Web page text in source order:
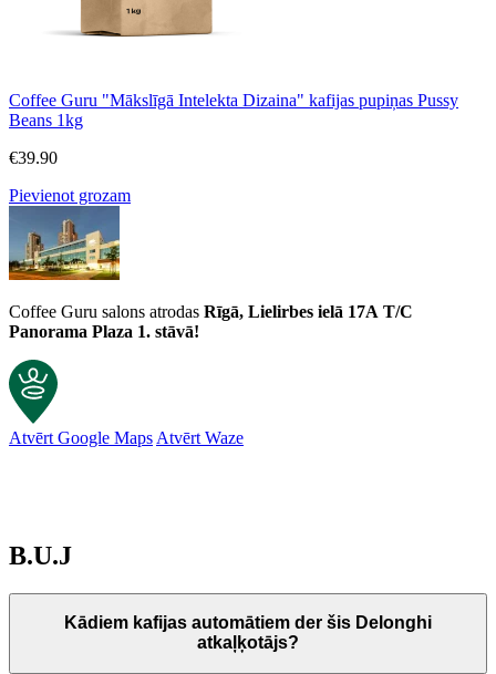
Coffee Guru "Mākslīgā Intelekta Dizaina" kafijas pupiņas Pussy
Beans 1kg
€39.90
Pievienot grozam
Coffee Guru salons atrodas Rīgā, Lielirbes ielā 17A T/C
Panorama Plaza 1. stāvā!
Atvērt Google Maps Atvērt Waze
Atkaļķošanas līdzeklis Delonghi Ecodecalk 500 ml
Labs atkaļķotājs!
Labs! Vienmēr iegādājos šajā lapā! Laba cena , labs serviss!
B.U.J
Kādiem kafijas automātiem der šis Delonghi
atkaļķotājs?